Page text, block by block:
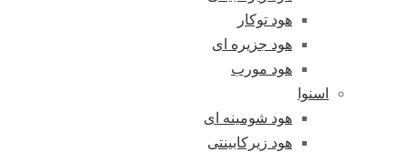
هود توکار
هود جزیره ای
هود مورب
اسنوا
هود شومینه ای
هود زیرکابینتی